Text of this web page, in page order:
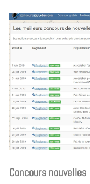
Concours nouvelles